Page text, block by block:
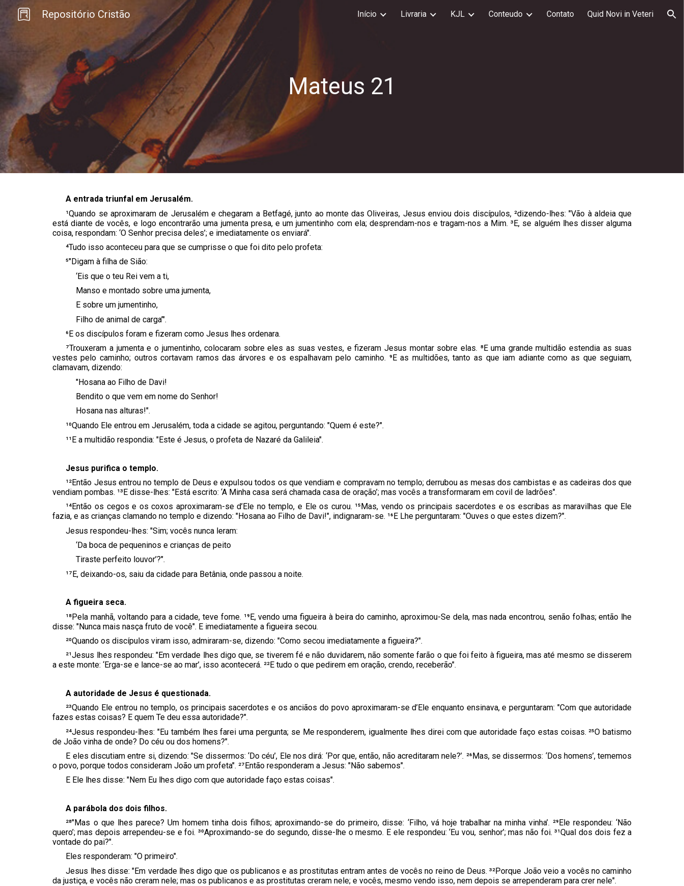
Skip to main content Skip to navigation
Repositório Cristão Início Livraria KJL Conteudo Contato Quid Novi in Veteri
Mateus 21
A entrada triunfal em Jerusalém.
¹Quando se aproximaram de Jerusalém e chegaram a Betfagé, junto ao monte das Oliveiras, Jesus enviou dois discípulos, ²dizendo-lhes: "Vão à aldeia que
está diante de vocês, e logo encontrarão uma jumenta presa, e um jumentinho com ela; desprendam-nos e tragam-nos a Mim. ³E, se alguém lhes disser alguma
coisa, respondam: ‘O Senhor precisa deles’; e imediatamente os enviará".
⁴Tudo isso aconteceu para que se cumprisse o que foi dito pelo profeta:
⁵"Digam à filha de Sião:
‘Eis que o teu Rei vem a ti,
Manso e montado sobre uma jumenta,
E sobre um jumentinho,
Filho de animal de carga’".
⁶E os discípulos foram e fizeram como Jesus lhes ordenara.
⁷Trouxeram a jumenta e o jumentinho, colocaram sobre eles as suas vestes, e fizeram Jesus montar sobre elas. ⁸E uma grande multidão estendia as suas
vestes pelo caminho; outros cortavam ramos das árvores e os espalhavam pelo caminho. ⁹E as multidões, tanto as que iam adiante como as que seguiam,
clamavam, dizendo:
"Hosana ao Filho de Davi!
Bendito o que vem em nome do Senhor!
Hosana nas alturas!".
¹⁰Quando Ele entrou em Jerusalém, toda a cidade se agitou, perguntando: "Quem é este?".
¹¹E a multidão respondia: "Este é Jesus, o profeta de Nazaré da Galileia".
Jesus purifica o templo.
¹²Então Jesus entrou no templo de Deus e expulsou todos os que vendiam e compravam no templo; derrubou as mesas dos cambistas e as cadeiras dos que
vendiam pombas. ¹³E disse-lhes: "Está escrito: ‘A Minha casa será chamada casa de oração’; mas vocês a transformaram em covil de ladrões".
¹⁴Então os cegos e os coxos aproximaram-se d’Ele no templo, e Ele os curou. ¹⁵Mas, vendo os principais sacerdotes e os escribas as maravilhas que Ele
fazia, e as crianças clamando no templo e dizendo: "Hosana ao Filho de Davi!", indignaram-se. ¹⁶E Lhe perguntaram: "Ouves o que estes dizem?".
Jesus respondeu-lhes: "Sim; vocês nunca leram:
‘Da boca de pequeninos e crianças de peito
Tiraste perfeito louvor’?".
¹⁷E, deixando-os, saiu da cidade para Betânia, onde passou a noite.
A figueira seca.
¹⁸Pela manhã, voltando para a cidade, teve fome. ¹⁹E, vendo uma figueira à beira do caminho, aproximou-Se dela, mas nada encontrou, senão folhas; então lhe
disse: "Nunca mais nasça fruto de você". E imediatamente a figueira secou.
²⁰Quando os discípulos viram isso, admiraram-se, dizendo: "Como secou imediatamente a figueira?".
²¹Jesus lhes respondeu: "Em verdade lhes digo que, se tiverem fé e não duvidarem, não somente farão o que foi feito à figueira, mas até mesmo se disserem
a este monte: ‘Erga-se e lance-se ao mar’, isso acontecerá. ²²E tudo o que pedirem em oração, crendo, receberão".
A autoridade de Jesus é questionada.
²³Quando Ele entrou no templo, os principais sacerdotes e os anciãos do povo aproximaram-se d’Ele enquanto ensinava, e perguntaram: "Com que autoridade
fazes estas coisas? E quem Te deu essa autoridade?".
²⁴Jesus respondeu-lhes: "Eu também lhes farei uma pergunta; se Me responderem, igualmente lhes direi com que autoridade faço estas coisas. ²⁵O batismo
de João vinha de onde? Do céu ou dos homens?".
E eles discutiam entre si, dizendo: "Se dissermos: ‘Do céu’, Ele nos dirá: ‘Por que, então, não acreditaram nele?’. ²⁶Mas, se dissermos: ‘Dos homens’, tememos
o povo, porque todos consideram João um profeta". ²⁷Então responderam a Jesus: "Não sabemos".
E Ele lhes disse: "Nem Eu lhes digo com que autoridade faço estas coisas".
A parábola dos dois filhos.
²⁸"Mas o que lhes parece? Um homem tinha dois filhos; aproximando-se do primeiro, disse: ‘Filho, vá hoje trabalhar na minha vinha’. ²⁹Ele respondeu: ‘Não
quero’; mas depois arrependeu-se e foi. ³⁰Aproximando-se do segundo, disse-lhe o mesmo. E ele respondeu: ‘Eu vou, senhor’; mas não foi. ³¹Qual dos dois fez a
vontade do pai?".
Eles responderam: "O primeiro".
Jesus lhes disse: "Em verdade lhes digo que os publicanos e as prostitutas entram antes de vocês no reino de Deus. ³²Porque João veio a vocês no caminho
da justiça, e vocês não creram nele; mas os publicanos e as prostitutas creram nele; e vocês, mesmo vendo isso, nem depois se arrependeram para crer nele".